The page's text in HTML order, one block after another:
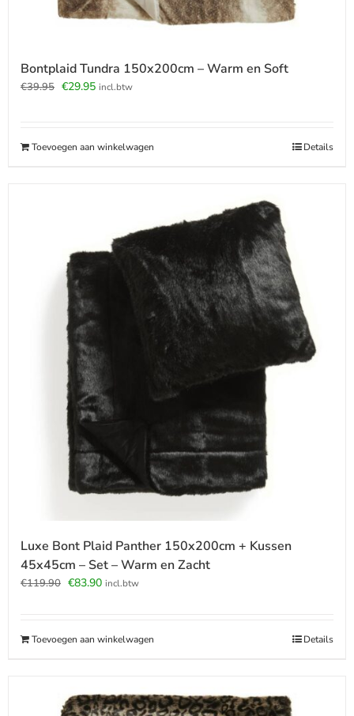
Bontplaid Tundra 150x200cm – Warm en Soft
€39.95 Oorspronkelijke
€29.95Huidige
incl.btw
Toevoegen aan winkelwagen Details
Luxe Bont Plaid Panther 150x200cm + Kussen
45x45cm – Set – Warm en Zacht
€119.90 Oorspronkelijke
€119.90.
€83.90Huidige
€83.90.
incl.btw
Toevoegen aan winkelwagen Details